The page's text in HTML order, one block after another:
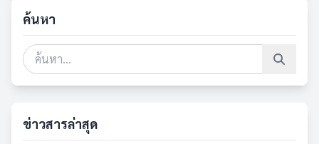
ค้นหา
ข่าวสารล่าสุด